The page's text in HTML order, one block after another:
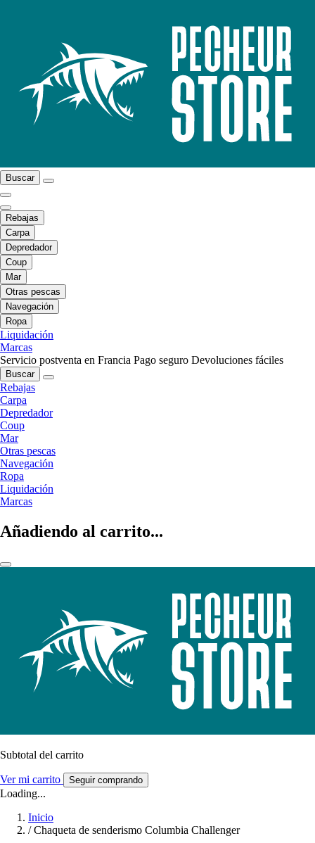
Buscar
Rebajas
Carpa
Depredador
Coup
Mar
Otras pescas
Navegación
Ropa
Liquidación
Marcas
Servicio postventa en Francia Pago seguro Devoluciones fáciles
Buscar
Rebajas
Carpa
Depredador
Coup
Mar
Otras pescas
Navegación
Ropa
Liquidación
Marcas
Añadiendo al carrito...
Subtotal del carrito
Ver mi carrito Seguir comprando
Loading...
Inicio
/ Chaqueta de senderismo Columbia Challenger